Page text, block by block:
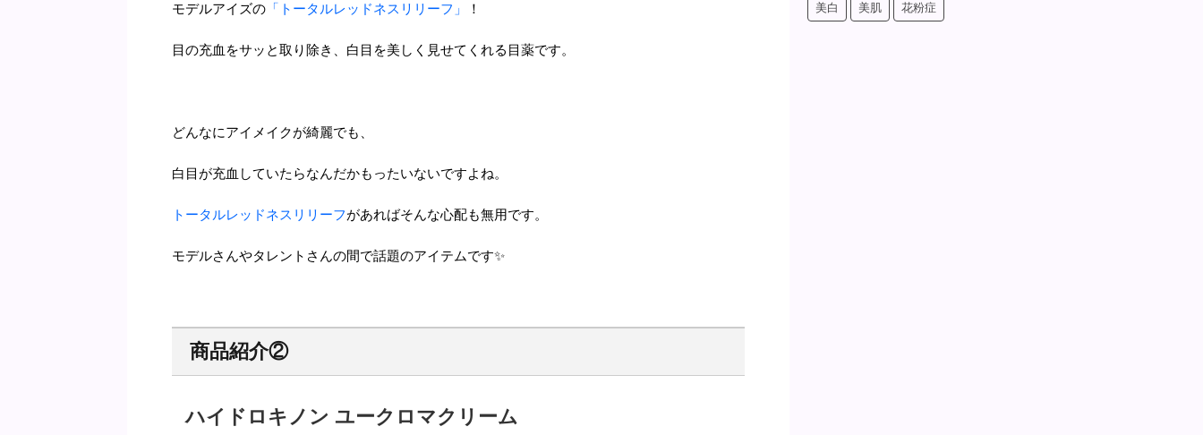
モデルアイズの 「トータルレッドネスリリーフ」 ！
目の充血をサッと取り除き、白目を美しく見せてくれる目薬です。
どんなにアイメイクが綺麗でも、
白目が充血していたらなんだかもったいないですよね。
トータルレッドネスリリーフがあればそんな心配も無用です。
モデルさんやタレントさんの間で話題のアイテムです✨
商品紹介②
ハイドロキノン ユークロマクリーム
美白 美肌 花粉症